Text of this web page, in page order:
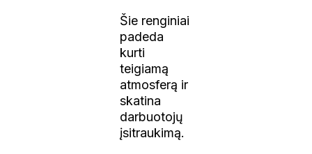
Šie renginiai
padeda
kurti
teigiamą
atmosferą ir
skatina
darbuotojų
įsitraukimą.